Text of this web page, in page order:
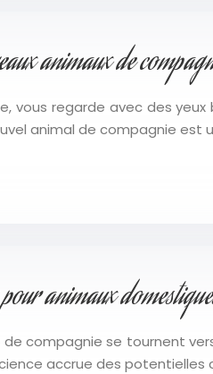
animaux de
vous regarde avec des
animal de compagnie est
animaux
de compagnie se tournent
accrue des